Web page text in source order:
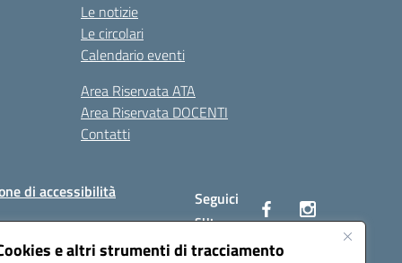
e altri strumenti di tracciamento
Le notizie
Le circolari
Calendario eventi
Area Riservata ATA
Area Riservata DOCENTI
Contatti
di accessibilità
Seguici
su: